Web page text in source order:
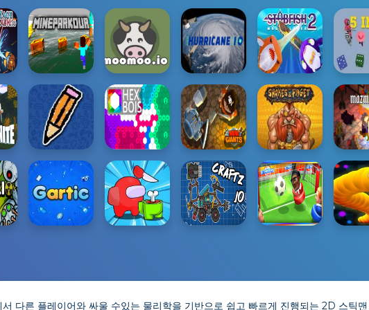
다른 플레이어와 싸울 수있는 물리학을 기반으로 쉽고 빠르게 진행되는 2D 스틱